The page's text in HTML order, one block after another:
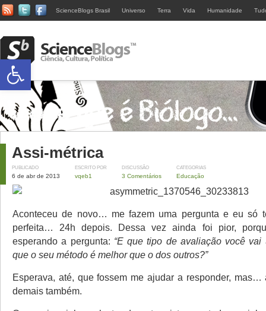
ScienceBlogs Brasil Universo Terra Vida Humanidade
Assi-métrica
PUBLICADO
6 de abr de 2013
ESCRITO POR
vqeb1
DISCUSSÃO
3 Comentários
CATEGORIAS
Educação
Aconteceu de novo… me fazem uma pergunta e eu só
perfeita… 24h depois. Dessa vez ainda foi pior,
esperando a pergunta: “E que tipo de avaliação você vai
que o seu método é melhor que o dos outros?”
Esperava, até, que fossem me ajudar a responder, mas…
demais também.
Abrir a barra de ferramentas